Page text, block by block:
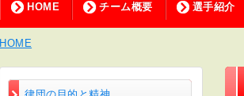
HOME チーム概要 選手紹介
HOME